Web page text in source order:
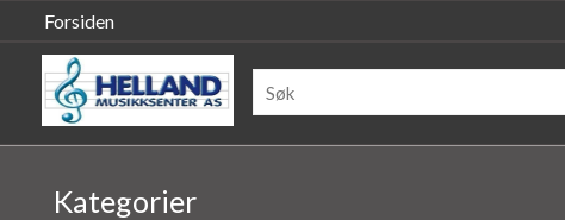
Forsiden
Kategorier